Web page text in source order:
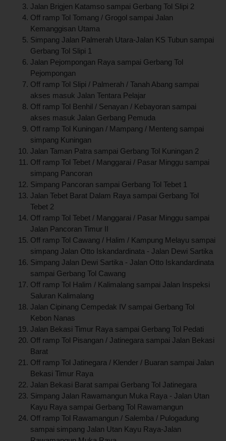
Jalan Brigjen Katamso sampai Gerbang Tol Slipi 2
Off ramp Tol Tomang / Grogol sampai Jalan
Kemanggisan Utama
Simpang Jalan Palmerah Utara-Jalan KS Tubun sampai
Gerbang Tol Slipi 1
Jalan Pejompongan Raya sampai Gerbang Tol
Pejompongan
Off ramp Tol Slipi / Palmerah / Tanah Abang sampai
akses masuk Jalan Tentara Pelajar
Off ramp Tol Benhil / Senayan / Kebayoran sampai
akses masuk Jalan Gerbang Pemuda
Off ramp Tol Kuningan / Mampang / Menteng sampai
simpang Kuningan
Jalan Taman Patra sampai Gerbang Tol Kuningan 2
Off ramp Tol Tebet / Manggarai / Pasar Minggu sampai
simpang Pancoran
Simpang Pancoran sampai Gerbang Tol Tebet 1
Jalan Tebet Barat Dalam Raya sampai Gerbang Tol
Tebet 2
Off ramp Tol Tebet / Manggarai / Pasar Minggu sampai
Jalan Pancoran Timur II
Off ramp Tol Cawang / Halim / Kampung Melayu sampai
simpang Jalan Otto Iskandardinata - Jalan Dewi Sartika
Simpang Jalan Dewi Sartika - Jalan Otto Iskandardinata
sampai Gerbang Tol Cawang
Off ramp Tol Halim / Kalimalang sampai Jalan Inspeksi
Saluran Kalimalang
Jalan Cipinang Cempedak IV sampai Gerbang Tol
Kebon Nanas
Jalan Bekasi Timur Raya sampai Gerbang Tol Pedati
Off ramp Tol Pisangan / Jatinegara sampai Jalan Bekasi
Barat
Off ramp Tol Jatinegara / Klender / Buaran sampai Jalan
Bekasi Timur Raya
Jalan Bekasi Barat sampai Gerbang Tol Jatinegara
Simpang Jalan Rawamangun Muka Raya - Jalan Utan
Kayu Raya sampai Gerbang Tol Rawamangun
Off ramp Tol Rawamangun / Salemba / Pulogadung
sampai simpang Jalan Utan Kayu Raya-Jalan